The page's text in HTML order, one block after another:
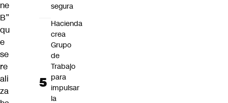
ne
B”
qu
e
se
re
ali
za
segura
Hacienda
crea
Grupo
de
Trabajo
para
impulsar
la